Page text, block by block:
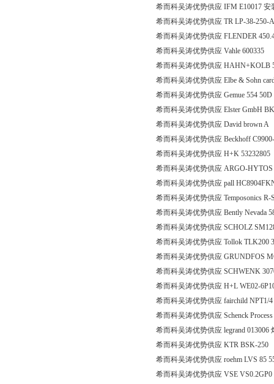
希而科吴涛优势供应 IFM E10017 安
希而科吴涛优势供应 TR LP-38-250-
希而科吴涛优势供应 FLENDER
希而科吴涛优势供应 Vahle 600335
希而科吴涛优势供应 HAHN+KOLB
希而科吴涛优势供应 Elbe & Sohn
希而科吴涛优势供应 Gemue 554
希而科吴涛优势供应 Elster GmbH
希而科吴涛优势供应 David brown A
希而科吴涛优势供应 Beckhoff
希而科吴涛优势供应 H+K 53232805
希而科吴涛优势供应 ARGO-HYTOS
希而科吴涛优势供应 pall
希而科吴涛优势供应 Temposonics R-
希而科吴涛优势供应 Bently Nevada
希而科吴涛优势供应 SCHOLZ
希而科吴涛优势供应 Tollok TLK200
希而科吴涛优势供应 GRUNDFOS
希而科吴涛优势供应 SCHWENK
希而科吴涛优势供应 H+L WE02-
希而科吴涛优势供应 fairchild NPT1/
希而科吴涛优势供应 Schenck
希而科吴涛优势供应 legrand 013006
希而科吴涛优势供应 KTR BSK-250
希而科吴涛优势供应 roehm LVS 85
希而科吴涛优势供应 VSE